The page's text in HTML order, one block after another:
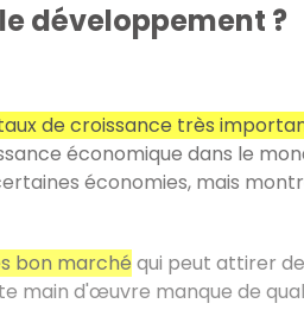
développement ?
de croissance très
économique dans le
économies, mais
bon marché qui peut attirer
main d'œuvre manque de